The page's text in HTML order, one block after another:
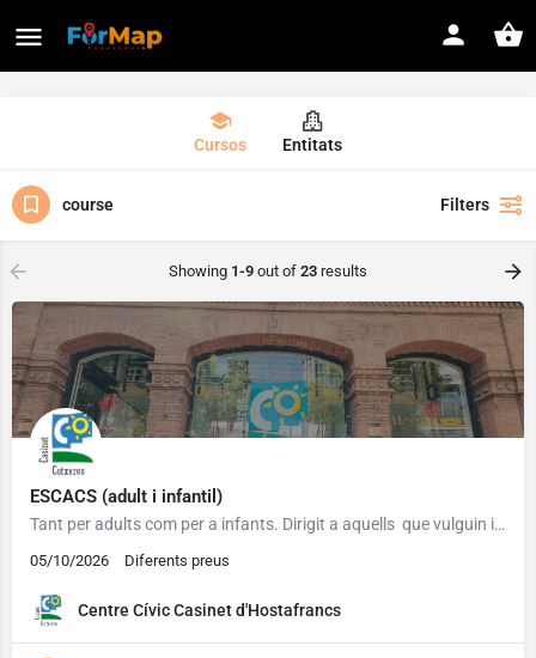
Cursos Entitats
course Filters
Showing 1-9 out of 23 results
ESCACS (adult i infantil)
Tant per adults com per a infants. Dirigit a aquells que vulguin iniciar-se o bé que tinguin un coneixement…
05/10/2026 Diferents preus
Centre Cívic Casinet d'Hostafrancs